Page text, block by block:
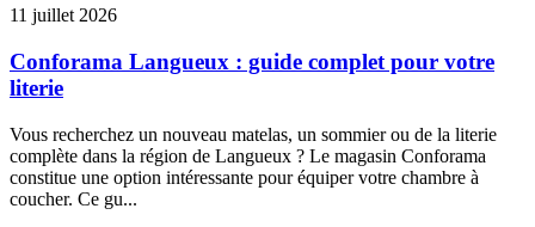
11 juillet 2026
Conforama Langueux : guide complet pour votre
literie
Vous recherchez un nouveau matelas, un sommier ou de la literie
complète dans la région de Langueux ? Le magasin Conforama
constitue une option intéressante pour équiper votre chambre à
coucher. Ce gu...